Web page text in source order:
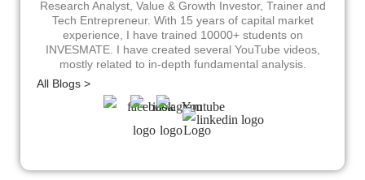
Research Analyst, Value & Growth Investor, Trainer and
Tech Entrepreneur. With 15 years of capital market
experience, I have trained 10000+ students on
INVESMATE. I have created several YouTube videos,
mostly related to in-depth fundamental analysis.
All Blogs >